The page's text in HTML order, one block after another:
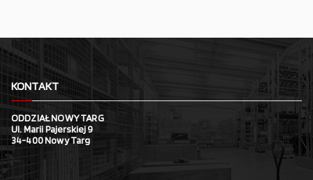
KONTAKT
ODDZIAŁ NOWY TARG
Ul. Marii Pajerskiej 9
34-400 Nowy Targ